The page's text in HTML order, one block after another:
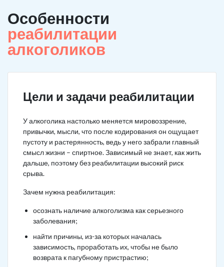
Особенности
реабилитации
алкоголиков
Цели и задачи реабилитации
У алкоголика настолько меняется мировоззрение,
привычки, мысли, что после кодирования он ощущает
пустоту и растерянность, ведь у него забрали главный
смысл жизни – спиртное. Зависимый не знает, как жить
дальше, поэтому без реабилитации высокий риск
срыва.
Зачем нужна реабилитация:
осознать наличие алкоголизма как серьезного
заболевания;
найти причины, из-за которых началась
зависимость, проработать их, чтобы не было
возврата к пагубному пристрастию;